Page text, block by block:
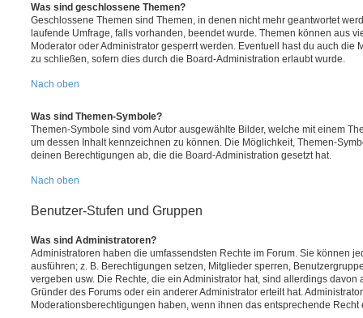
Was sind geschlossene Themen?
Geschlossene Themen sind Themen, in denen nicht mehr geantwortet
laufende Umfrage, falls vorhanden, beendet wurde. Themen können aus
Moderator oder Administrator gesperrt werden. Eventuell hast du auch die
zu schließen, sofern dies durch die Board-Administration erlaubt wurde.
Nach oben
Was sind Themen-Symbole?
Themen-Symbole sind vom Autor ausgewählte Bilder, welche mit einem
um dessen Inhalt kennzeichnen zu können. Die Möglichkeit, Themen-
deinen Berechtigungen ab, die die Board-Administration gesetzt hat.
Nach oben
Benutzer-Stufen und Gruppen
Was sind Administratoren?
Administratoren haben die umfassendsten Rechte im Forum. Sie können
ausführen; z. B. Berechtigungen setzen, Mitglieder sperren,
vergeben usw. Die Rechte, die ein Administrator hat, sind allerdings
Gründer des Forums oder ein anderer Administrator erteilt hat.
Moderationsberechtigungen haben, wenn ihnen das entsprechende Recht